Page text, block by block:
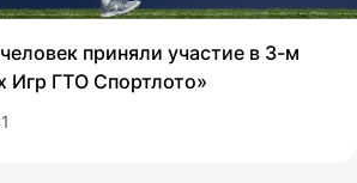
приняли участие в 3-м
Игр ГТО Спортлото»